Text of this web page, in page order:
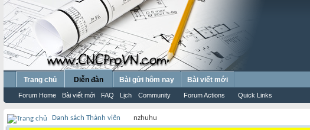
Trang chủ Diễn đàn
Forum Home Bài viết mới FAQ Lịch Community Forum Actions Quick Links
Bài gửi hôm nay Bài viết mới
Danh sách Thành viên nzhuhu